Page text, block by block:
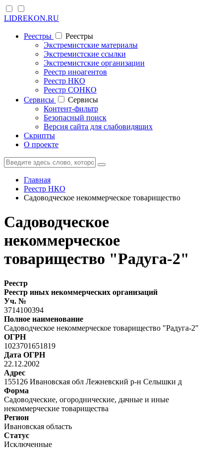
LIDREKON.RU
Реестры
Реестры
Экстремистские материалы
Экстремистские ссылки
Экстремистские организации
Реестр иноагентов
Реестр НКО
Реестр СОНКО
Cервисы
Cервисы
Контент-фильтр
Безопасный поиск
Версия сайта для слабовидящих
Скрипты
О проекте
Главная
Реестр НКО
Садоводческое некоммерческое товарищество
Садоводческое
некоммерческое
товарищество "Радуга-2"
Реестр
Реестр иных некоммерческих организаций
Уч. №
3714100394
Полное наименование
Садоводческое некоммерческое товарищество "Радуга-2"
ОГРН
1023701651819
Дата ОГРН
22.12.2002
Адрес
155126 Ивановская обл Лежневский р-н Селышки д
Форма
Садоводческие, огороднические, дачные и иные
некоммерческие товарищества
Регион
Ивановская область
Статус
Исключенные